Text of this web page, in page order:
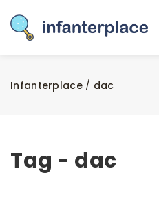
Infanterplace/ dac
Tag - dac